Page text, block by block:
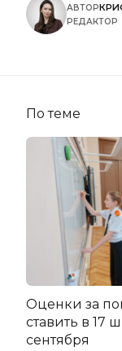
АВТОР
РЕДАКТОР
По теме
Оценки за
ставить в 17
сентября